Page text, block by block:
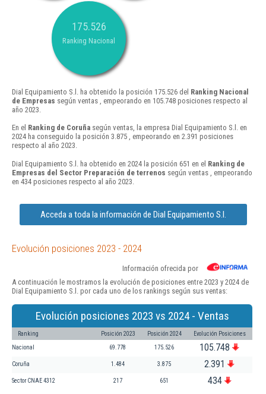
175.526
Ranking Nacional
Dial Equipamiento S.l. ha obtenido la posición 175.526 del Ranking Nacional
de Empresas según ventas , empeorando en 105.748 posiciones respecto al
año 2023.
En el Ranking de Coruña según ventas, la empresa Dial Equipamiento S.l. en
2024 ha conseguido la posición 3.875 , empeorando en 2.391 posiciones
respecto al año 2023.
Dial Equipamiento S.l. ha obtenido en 2024 la posición 651 en el Ranking de
Empresas del Sector Preparación de terrenos según ventas , empeorando
en 434 posiciones respecto al año 2023.
Acceda a toda la información de Dial Equipamiento S.l.
Evolución posiciones 2023 - 2024
Información ofrecida por
A continuación le mostramos la evolución de posiciones entre 2023 y 2024 de
Dial Equipamiento S.l. por cada uno de los rankings según sus ventas:
Evolución posiciones 2023 vs 2024 - Ventas
Ranking Posición 2023 Posición 2024 Evolución Posiciones
Nacional 69.778 175.526 105.748
Coruña 1.484 3.875 2.391
Sector CNAE 4312 217 651 434